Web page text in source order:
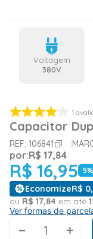
Voltagem
380V
1
Capacitor
REF: 106841
por:R$ 17,84
R$ 16,95 5
EconomizeR$ 0,
ou R$ 17,84 em até 1
Ver formas de
＋